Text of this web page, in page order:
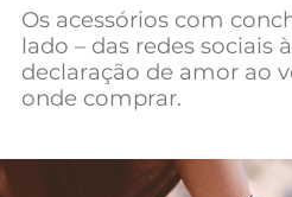
Tecnologia
Negócios
Os acessórios com
lado – das redes sociais
declaração de amor ao
onde comprar.